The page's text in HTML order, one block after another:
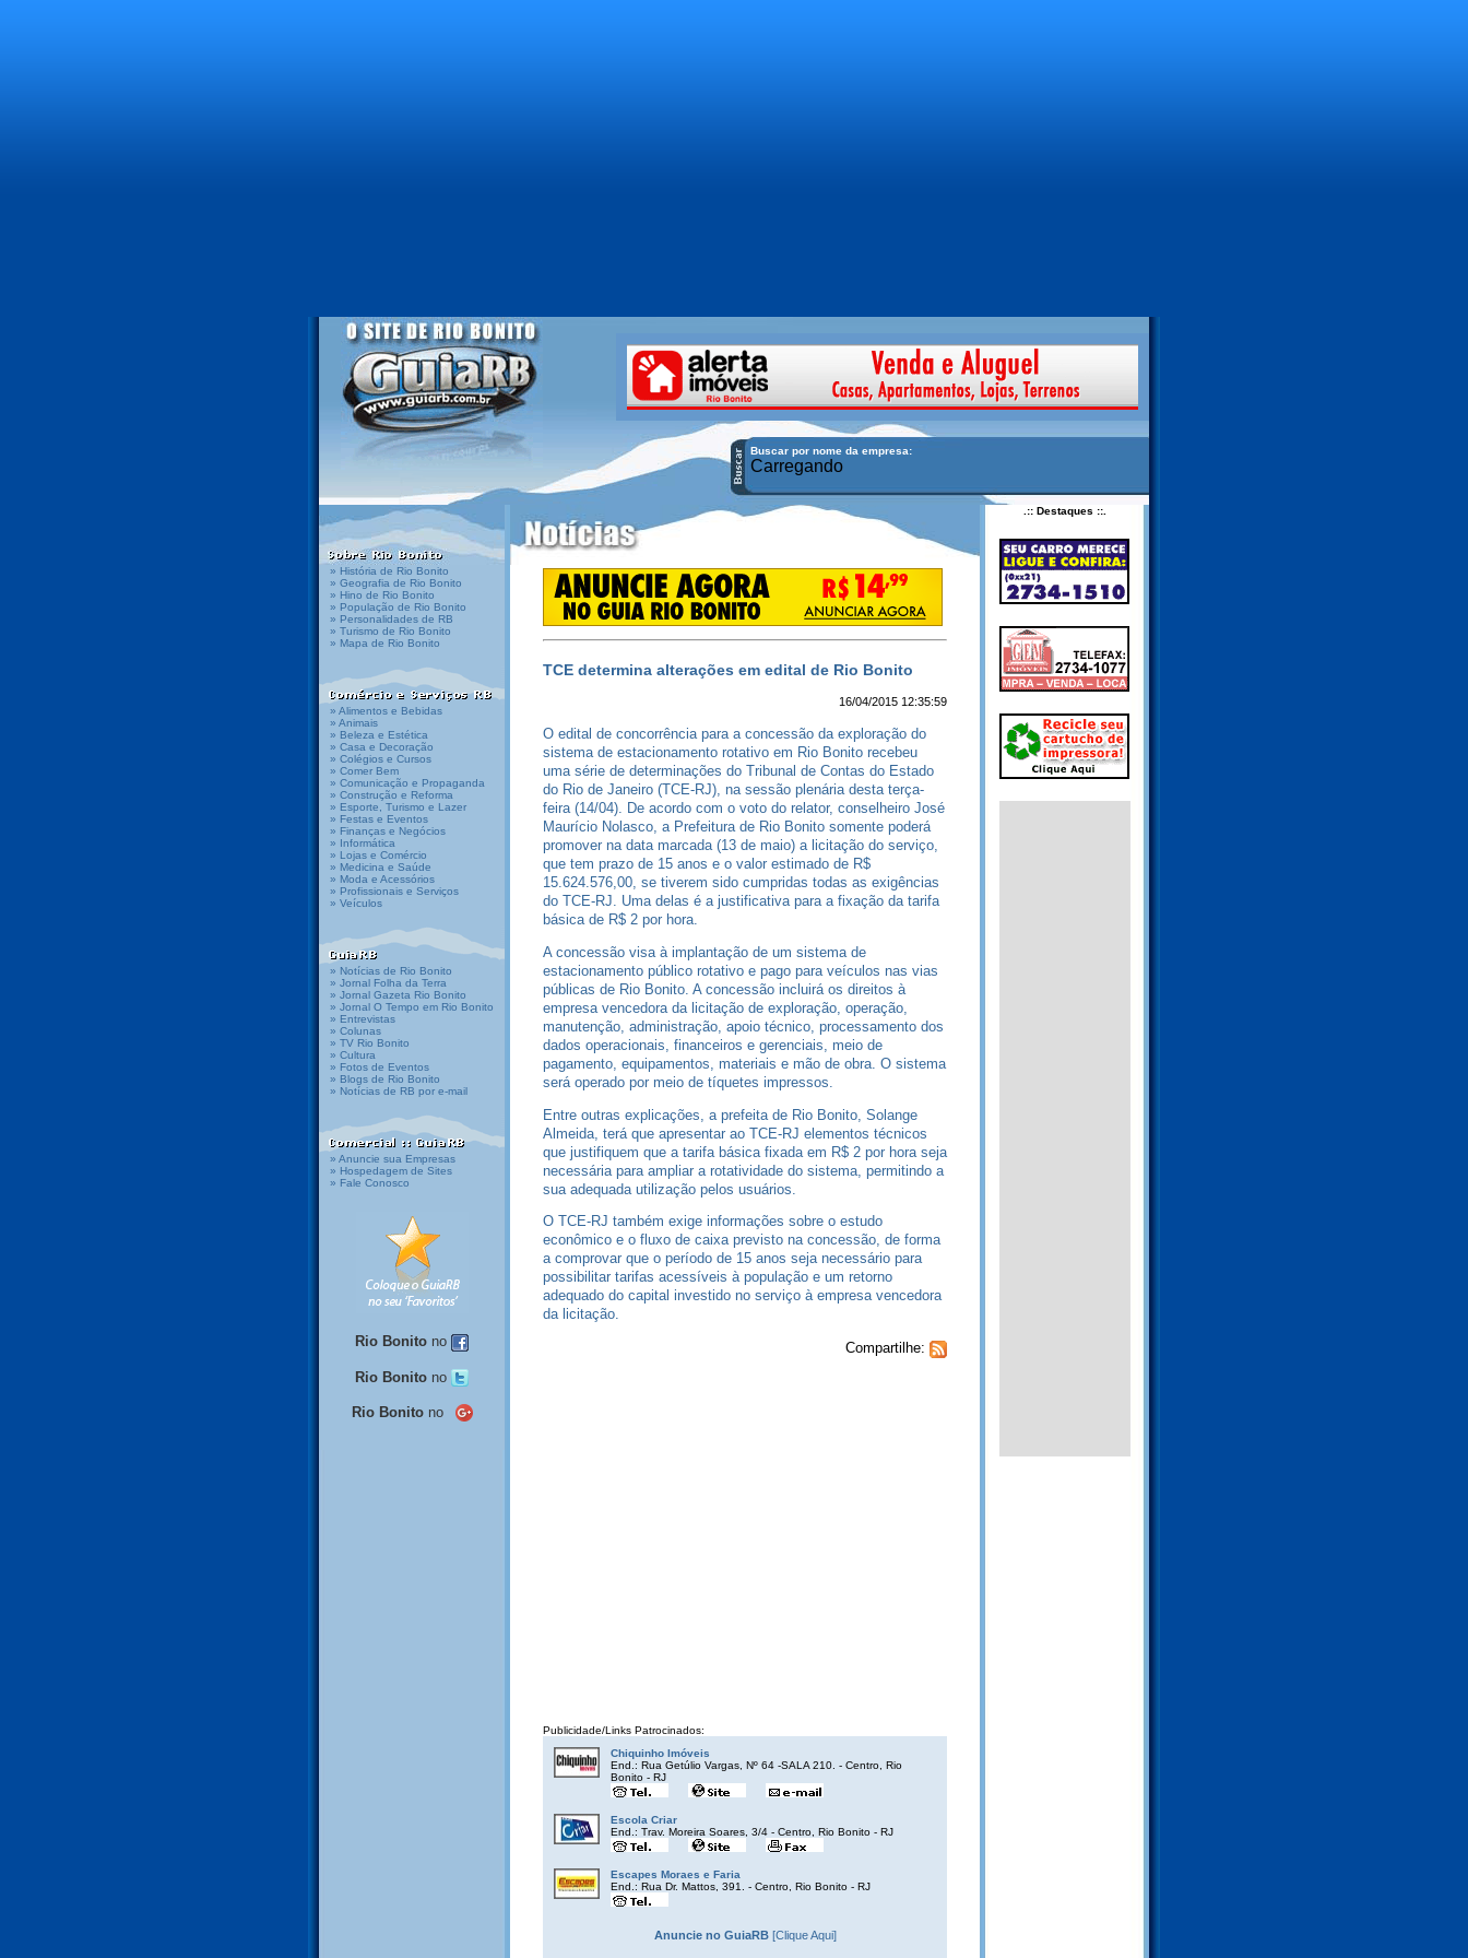
Buscar por nome da empresa:
Carregando
» História de Rio Bonito
» Geografia de Rio Bonito
» Hino de Rio Bonito
» População de Rio Bonito
» Personalidades de RB
» Turismo de Rio Bonito
» Mapa de Rio Bonito
» Alimentos e Bebidas
» Animais
» Beleza e Estética
» Casa e Decoração
» Colégios e Cursos
» Comer Bem
» Comunicação e Propaganda
» Construção e Reforma
» Esporte, Turismo e Lazer
» Festas e Eventos
» Finanças e Negócios
» Informática
» Lojas e Comércio
» Medicina e Saúde
» Moda e Acessórios
» Profissionais e Serviços
» Veículos
» Notícias de Rio Bonito
» Jornal Folha da Terra
» Jornal Gazeta Rio Bonito
» Jornal O Tempo em Rio Bonito
» Entrevistas
» Colunas
» TV Rio Bonito
» Cultura
» Fotos de Eventos
» Blogs de Rio Bonito
» Notícias de RB por e-mail
» Anuncie sua Empresas
» Hospedagem de Sites
» Fale Conosco
Rio Bonito no
Rio Bonito no
Rio Bonito no
TCE determina alterações em edital de Rio Bonito
16/04/2015 12:35:59
O edital de concorrência para a concessão da exploração do
sistema de estacionamento rotativo em Rio Bonito recebeu
uma série de determinações do Tribunal de Contas do Estado
do Rio de Janeiro (TCE-RJ), na sessão plenária desta terça-
feira (14/04). De acordo com o voto do relator, conselheiro José
Maurício Nolasco, a Prefeitura de Rio Bonito somente poderá
promover na data marcada (13 de maio) a licitação do serviço,
que tem prazo de 15 anos e o valor estimado de R$
15.624.576,00, se tiverem sido cumpridas todas as exigências
do TCE-RJ. Uma delas é a justificativa para a fixação da tarifa
básica de R$ 2 por hora.
A concessão visa à implantação de um sistema de
estacionamento público rotativo e pago para veículos nas vias
públicas de Rio Bonito. A concessão incluirá os direitos à
empresa vencedora da licitação de exploração, operação,
manutenção, administração, apoio técnico, processamento dos
dados operacionais, financeiros e gerenciais, meio de
pagamento, equipamentos, materiais e mão de obra. O sistema
será operado por meio de tíquetes impressos.
Entre outras explicações, a prefeita de Rio Bonito, Solange
Almeida, terá que apresentar ao TCE-RJ elementos técnicos
que justifiquem que a tarifa básica fixada em R$ 2 por hora seja
necessária para ampliar a rotatividade do sistema, permitindo a
sua adequada utilização pelos usuários.
O TCE-RJ também exige informações sobre o estudo
econômico e o fluxo de caixa previsto na concessão, de forma
a comprovar que o período de 15 anos seja necessário para
possibilitar tarifas acessíveis à população e um retorno
adequado do capital investido no serviço à empresa vencedora
da licitação.
Compartilhe:
Publicidade/Links Patrocinados:
Chiquinho Imóveis
End.: Rua Getúlio Vargas, Nº 64 -SALA 210. - Centro, Rio
Bonito - RJ
Escola Criar
End.: Trav. Moreira Soares, 3/4 - Centro, Rio Bonito - RJ
Escapes Moraes e Faria
End.: Rua Dr. Mattos, 391. - Centro, Rio Bonito - RJ
Anuncie no GuiaRB[Clique Aqui]
.:: Destaques ::.